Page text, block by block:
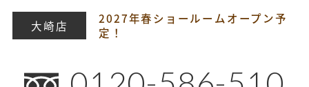
大崎店
2027年春ショールームオープン予
定！